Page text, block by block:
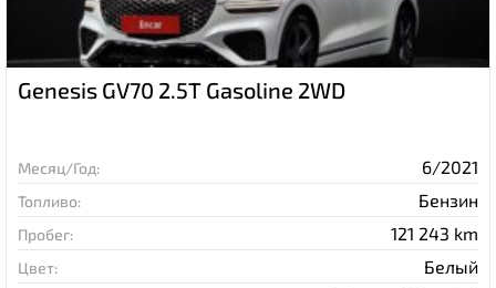
Genesis GV70 2.5T Gasoline 2WD
Месяц/Год: 6/2021
Топливо: Бензин
Пробег: 121 243 km
Цвет: Белый